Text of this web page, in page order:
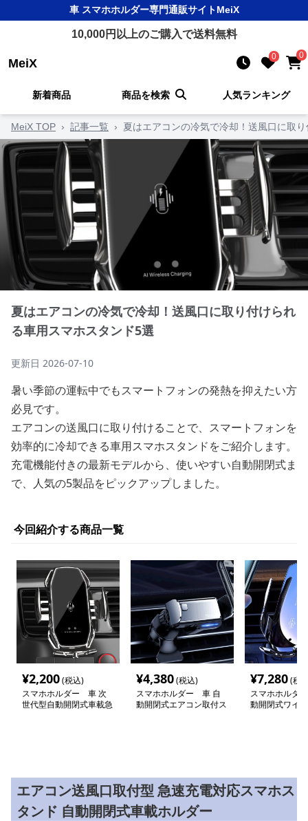
車 スマホホルダー専門通販サイトMeiX
10,000円以上のご購入で送料無料
MeiX 0 0
新着商品 商品を検索 人気ランキング
MeiX TOP › 記事一覧 › 夏はエアコンの冷気で冷却！送風口に取
夏はエアコンの冷気で冷却！送風口に取り付けられ
る車用スマホスタンド5選
更新日 2026-07-10
暑い季節の運転中でもスマートフォンの発熱を抑えたい方
必見です。
エアコンの送風口に取り付けることで、スマートフォンを
効率的に冷却できる車用スマホスタンドをご紹介します。
充電機能付きの最新モデルから、使いやすい自動開閉式ま
で、人気の5製品をピックアップしました。
今回紹介する商品一覧
¥2,200(税込)
スマホホルダー 車 次
世代型自動開閉式車載急
¥4,380(税込)
スマホホルダー 車 自
動開閉式エアコン取付ス
¥7,280(税
スマホホルダ
動開閉式ワイ
エアコン送風口取付型 急速充電対応スマホス
タンド 自動開閉式車載ホルダー